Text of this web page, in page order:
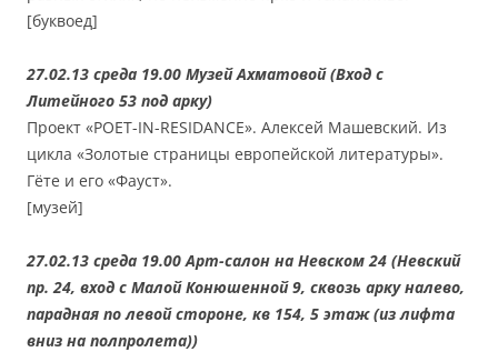
[буквоед]
27.02.13 среда 19.00 Музей Ахматовой (Вход с
Литейного 53 под арку)
Проект «POET-IN-RESIDANCE». Алексей Машевский. Из
цикла «Золотые страницы европейской литературы».
Гёте и его «Фауст».
[музей]
27.02.13 среда 19.00 Арт-салон на Невском 24 (Невский
пр. 24, вход с Малой Конюшенной 9, сквозь арку налево,
парадная по левой стороне, кв 154, 5 этаж (из лифта
вниз на полпролета))